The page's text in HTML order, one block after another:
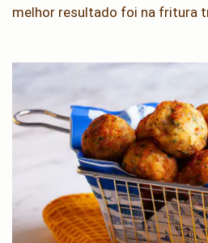
melhor resultado foi na fritura